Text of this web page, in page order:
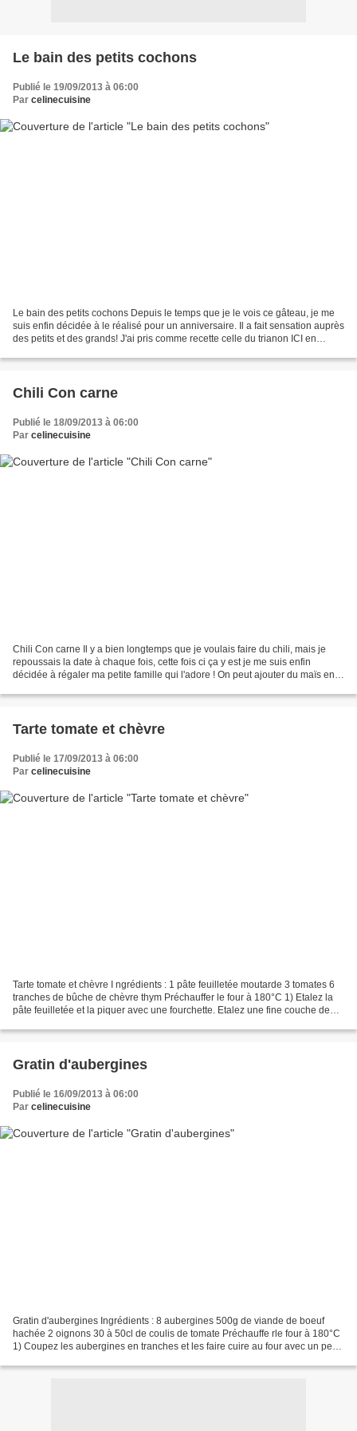
Le bain des petits cochons
Publié le 19/09/2013 à 06:00
Par celinecuisine
Le bain des petits cochons Depuis le temps que je le vois ce gâteau, je me
suis enfin décidée à le réalisé pour un anniversaire. Il a fait sensation auprès
des petits et des grands! J'ai pris comme recette celle du trianon ICI en
Chili Con carne
Publié le 18/09/2013 à 06:00
Par celinecuisine
Chili Con carne Il y a bien longtemps que je voulais faire du chili, mais je
repoussais la date à chaque fois, cette fois ci ça y est je me suis enfin
décidée à régaler ma petite famille qui l'adore ! On peut ajouter du maïs en
Tarte tomate et chèvre
Publié le 17/09/2013 à 06:00
Par celinecuisine
Tarte tomate et chèvre I ngrédients : 1 pâte feuilletée moutarde 3 tomates 6
tranches de bûche de chèvre thym Préchauffer le four à 180°C 1) Etalez la
pâte feuilletée et la piquer avec une fourchette. Etalez une fine couche de
Gratin d'aubergines
Publié le 16/09/2013 à 06:00
Par celinecuisine
Gratin d'aubergines Ingrédients : 8 aubergines 500g de viande de boeuf
hachée 2 oignons 30 à 50cl de coulis de tomate Préchauffe rle four à 180°C
1) Coupez les aubergines en tranches et les faire cuire au four avec un peu